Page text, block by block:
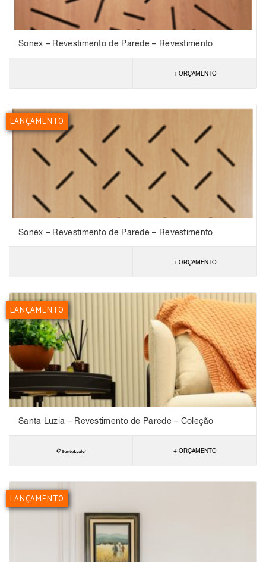
Sonex – Revestimento de Parede – Revestimento
+ ORÇAMENTO
LANÇAMENTO
Sonex – Revestimento de Parede – Revestimento
+ ORÇAMENTO
LANÇAMENTO
Santa Luzia – Revestimento de Parede – Coleção
+ ORÇAMENTO
LANÇAMENTO